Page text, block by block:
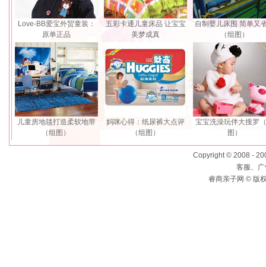
Love-BB爱宝外贸童装：
原单正品
五彩卡通儿童床品 让宝宝
美梦成真
自制婴儿床围 简单又
（组图）
儿童房地毯打造柔软地带
（组图）
妈咪心得：纸尿裤大点评
（组图）
宝宝洗澡玩伴大搜罗
图）
Copyright © 2008 -
客服、
睿商亲子网 © 版